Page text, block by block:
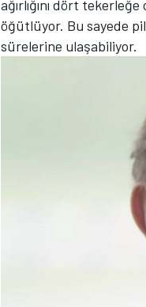
TÜRK SPORCULAR
ağırlığını dört
öğütlüyor. Bu sayede
sürelerine ulaşabiliyor.